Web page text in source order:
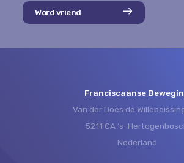
Word vriend
Franciscaanse
Van der Does de
5211 CA ‘s-
Nederland